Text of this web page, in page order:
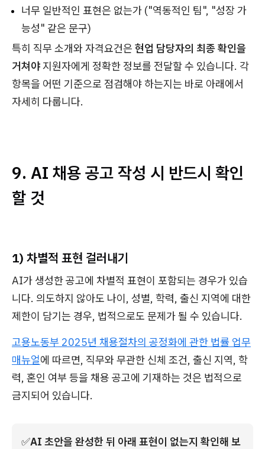
너무 일반적인 표현은 없는가 ("역동적인 팀", "성장 가
능성" 같은 문구)
특히 직무 소개와 자격요건은 현업 담당자의 최종 확인을
거쳐야지원자에게 정확한 정보를 전달할 수 있습니다. 각
항목을 어떤 기준으로 점검해야 하는지는 바로 아래에서
자세히 다룹니다.
9. AI 채용 공고 작성 시 반드시 확인
할 것
1) 차별적 표현 걸러내기
AI가 생성한 공고에 차별적 표현이 포함되는 경우가 있습
니다. 의도하지 않아도 나이, 성별, 학력, 출신 지역에 대한
제한이 담기는 경우, 법적으로도 문제가 될 수 있습니다.
고용노동부 2025년 채용절차의 공정화에 관한 법률 업무
매뉴얼에 따르면, 직무와 무관한 신체 조건, 출신 지역, 학
력, 혼인 여부 등을 채용 공고에 기재하는 것은 법적으로
금지되어 있습니다.
✅AI 초안을 완성한 뒤 아래 표현이 없는지 확인해 보